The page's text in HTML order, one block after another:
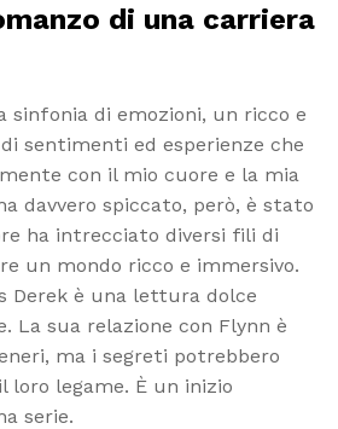
di una carriera
sinfonia di emozioni, un ricco e
sentimenti ed esperienze che
con il mio cuore e la mia
davvero spiccato, però, è stato
ha intrecciato diversi fili di
un mondo ricco e immersivo.
Derek è una lettura dolce
La sua relazione con Flynn è
ma i segreti potrebbero
loro legame. È un inizio
serie.